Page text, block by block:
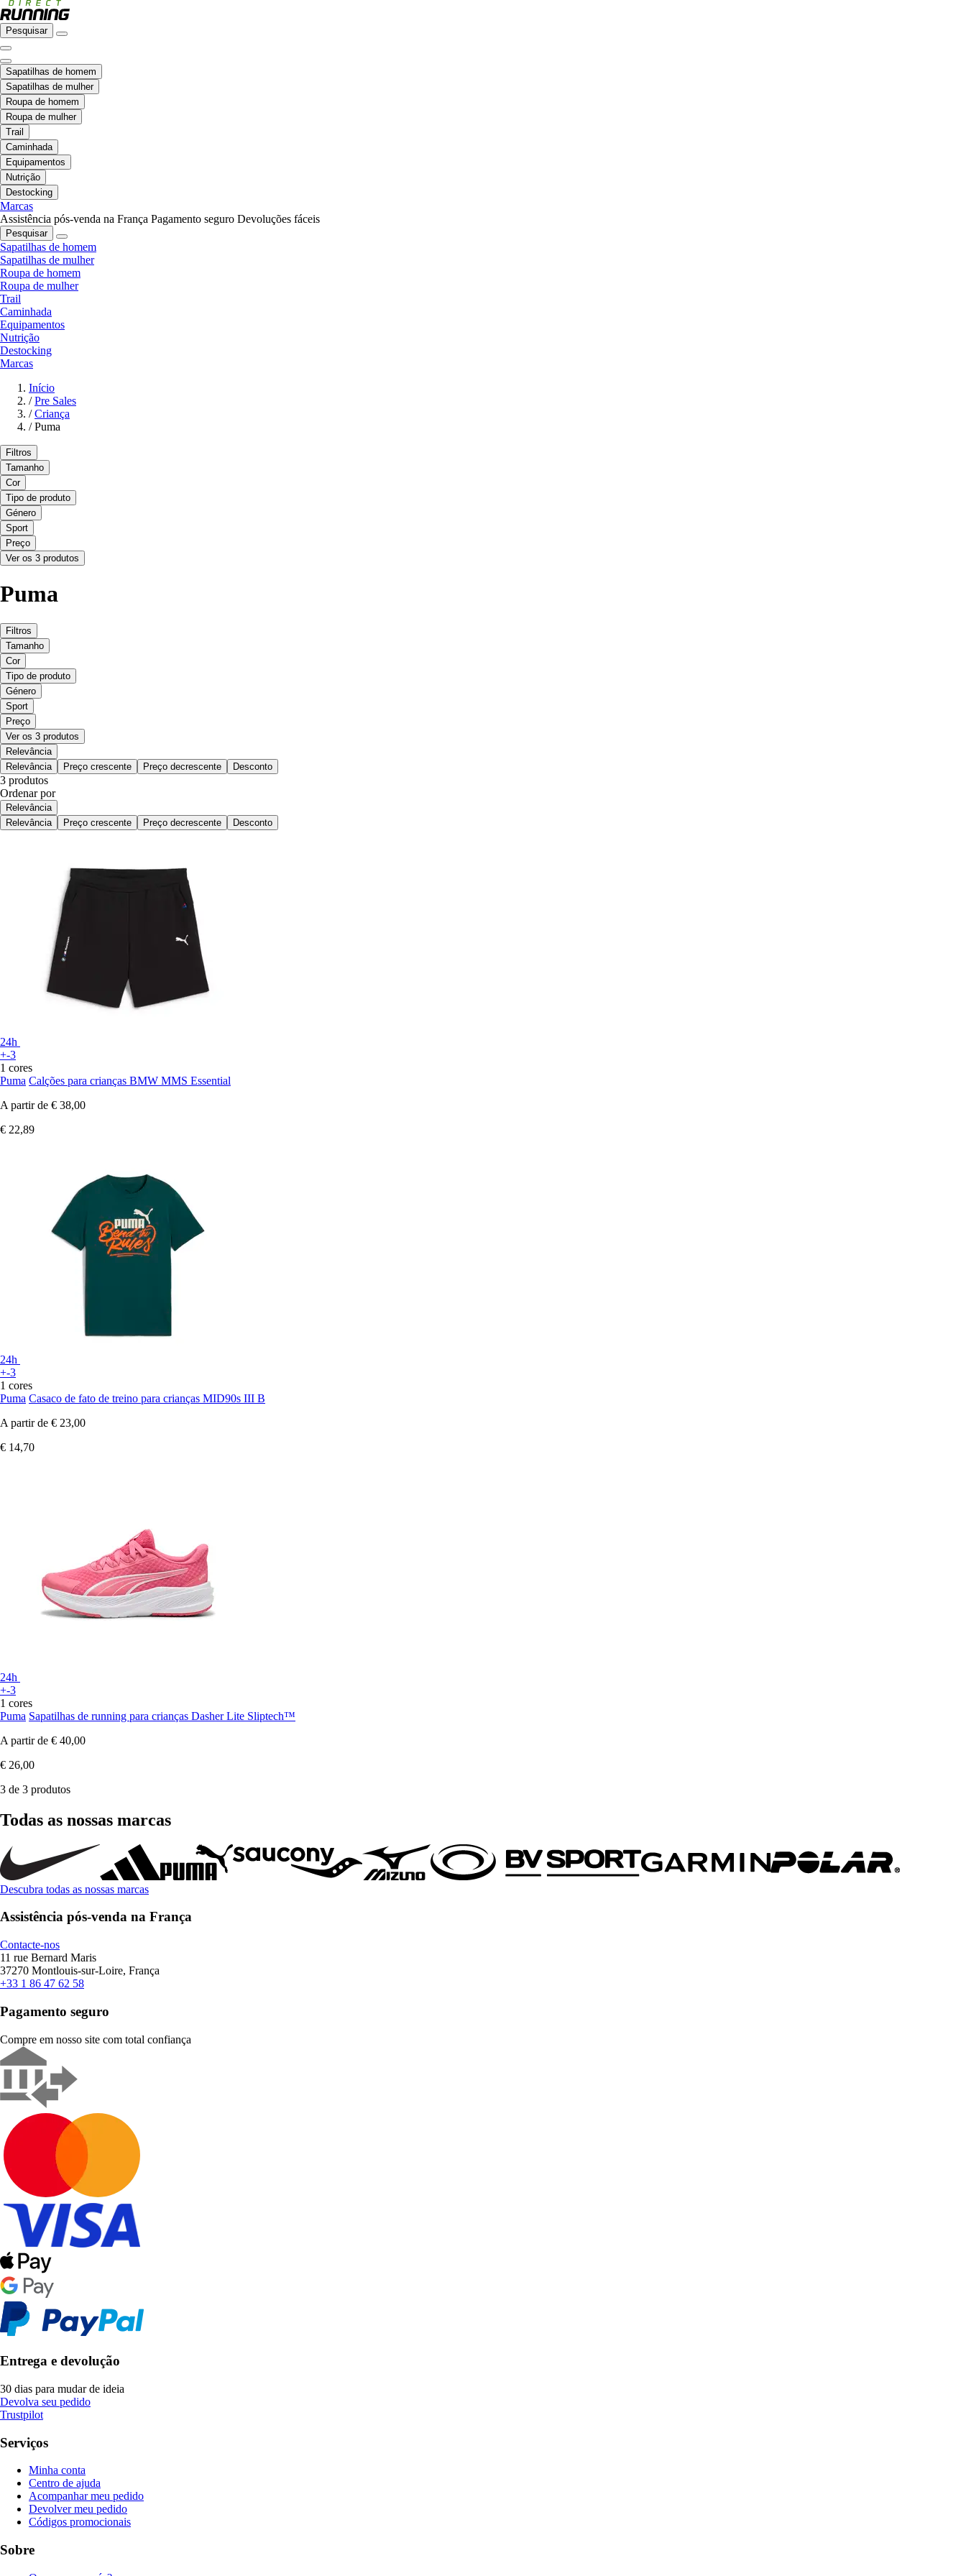
Pesquisar
Sapatilhas de homem
Sapatilhas de mulher
Roupa de homem
Roupa de mulher
Trail
Caminhada
Equipamentos
Nutrição
Destocking
Marcas
Assistência pós-venda na França Pagamento seguro Devoluções fáceis
Pesquisar
Sapatilhas de homem
Sapatilhas de mulher
Roupa de homem
Roupa de mulher
Trail
Caminhada
Equipamentos
Nutrição
Destocking
Marcas
Início
/ Pre Sales
/ Criança
/ Puma
Filtros
Tamanho
Cor
Tipo de produto
Género
Sport
Preço
Ver os 3 produtos
Puma
Filtros
Tamanho
Cor
Tipo de produto
Género
Sport
Preço
Ver os 3 produtos
Relevância
Relevância
Preço crescente Preço decrescente Desconto
3 produtos
Ordenar por
Relevância
Relevância
Preço crescente Preço decrescente Desconto
24h
+-3
1 cores
Puma Calções para crianças BMW MMS Essential
A partir de € 38,00
€ 22,89
24h
+-3
1 cores
Puma Casaco de fato de treino para crianças MID90s III B
A partir de € 23,00
€ 14,70
24h
+-3
1 cores
Puma Sapatilhas de running para crianças Dasher Lite Sliptech™
A partir de € 40,00
€ 26,00
3 de 3 produtos
Todas as nossas marcas
Descubra todas as nossas marcas
Assistência pós-venda na França
Contacte-nos
11 rue Bernard Maris
37270 Montlouis-sur-Loire, França
+33 1 86 47 62 58
Pagamento seguro
Compre em nosso site com total confiança
Entrega e devolução
30 dias para mudar de ideia
Devolva seu pedido
Trustpilot
Serviços
Minha conta
Centro de ajuda
Acompanhar meu pedido
Devolver meu pedido
Códigos promocionais
Sobre